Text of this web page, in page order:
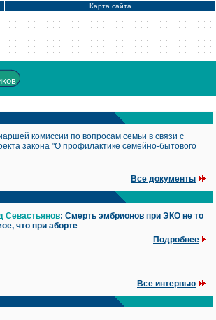
Карта сайта
комиссии по вопросам семьи в связи с
закона "О профилактике семейно-бытового
Все документы
Севастьянов: Смерть эмбрионов при ЭКО не то
что при аборте
Подробнее
Все интервью